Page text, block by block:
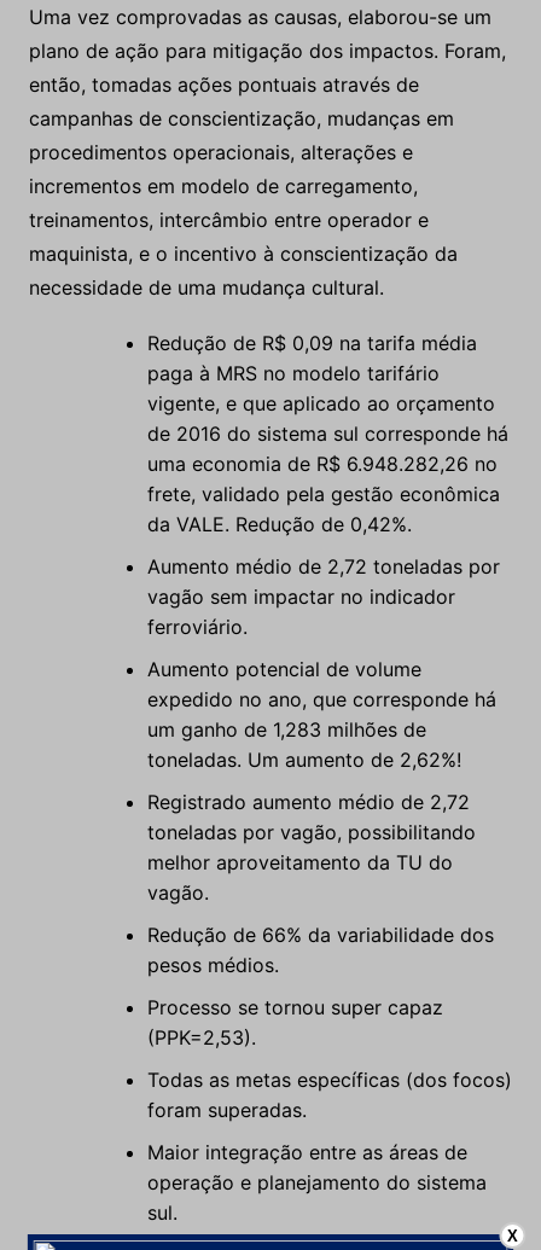
Uma vez comprovadas as causas, elaborou-se um
plano de ação para mitigação dos impactos. Foram,
então, tomadas ações pontuais através de
campanhas de conscientização, mudanças em
procedimentos operacionais, alterações e
incrementos em modelo de carregamento,
treinamentos, intercâmbio entre operador e
maquinista, e o incentivo à conscientização da
necessidade de uma mudança cultural.
Redução de R$ 0,09 na tarifa média
paga à MRS no modelo tarifário
vigente, e que aplicado ao orçamento
de 2016 do sistema sul corresponde há
uma economia de R$ 6.948.282,26 no
frete, validado pela gestão econômica
da VALE. Redução de 0,42%.
Aumento médio de 2,72 toneladas por
vagão sem impactar no indicador
ferroviário.
Aumento potencial de volume
expedido no ano, que corresponde há
um ganho de 1,283 milhões de
toneladas. Um aumento de 2,62%!
Registrado aumento médio de 2,72
toneladas por vagão, possibilitando
melhor aproveitamento da TU do
vagão.
Redução de 66% da variabilidade dos
pesos médios.
Processo se tornou super capaz
(PPK=2,53).
Todas as metas específicas (dos focos)
foram superadas.
Maior integração entre as áreas de
operação e planejamento do sistema
sul.
X